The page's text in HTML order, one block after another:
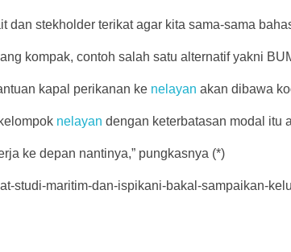
dan stekholder terikat agar kita sama-sama
kompak, contoh salah satu alternatif yakni
kapal perikanan ke nelayan akan dibawa
nelayan dengan keterbatasan modal itu
ke depan nantinya,” pungkasnya (*)
studi-maritim-dan-ispikani-bakal-sampaikan-